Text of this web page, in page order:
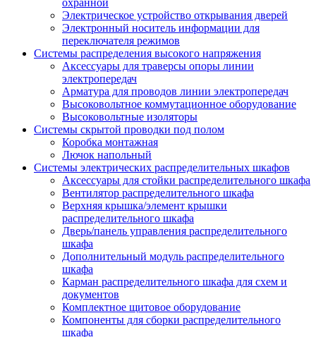
охранной
Электрическое устройство открывания дверей
Электронный носитель информации для
переключателя режимов
Системы распределения высокого напряжения
Аксессуары для траверсы опоры линии
электропередач
Арматура для проводов линии электропередач
Высоковольтное коммутационное оборудование
Высоковольтные изоляторы
Системы скрытой проводки под полом
Коробка монтажная
Лючок напольный
Системы электрических распределительных шкафов
Аксессуары для стойки распределительного шкафа
Вентилятор распределительного шкафа
Верхняя крышка/элемент крышки
распределительного шкафа
Дверь/панель управления распределительного
шкафа
Дополнительный модуль распределительного
шкафа
Карман распределительного шкафа для схем и
документов
Комплектное щитовое оборудование
Компоненты для сборки распределительного
шкафа